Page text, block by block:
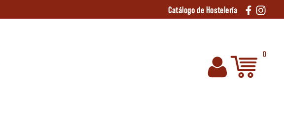
Catálogo de Hostelería
0